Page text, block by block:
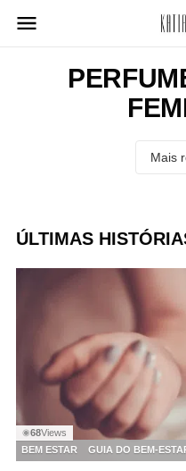
para
ÚLTIMAS
◉68Views
BEM ESTAR
GUIA DO BEM-